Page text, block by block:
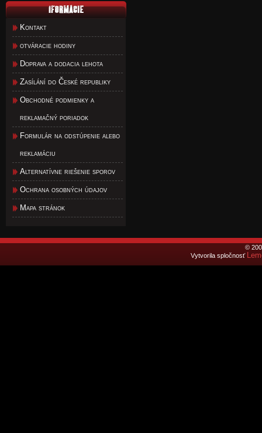
Kontakt
otváracie hodiny
Doprava a dodacia lehota
Zasílání do České republiky
Obchodné podmienky a
reklamačný poriadok
Formulár na odstúpenie alebo
reklamáciu
Alternatívne riešenie sporov
Ochrana osobných údajov
Mapa stránok
©
Vytvorila spločnosť